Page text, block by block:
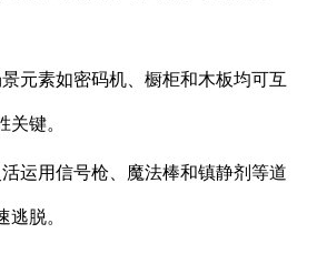
元素如密码机、橱柜和木板均可互
关键。
运用信号枪、魔法棒和镇静剂等道
逃脱。